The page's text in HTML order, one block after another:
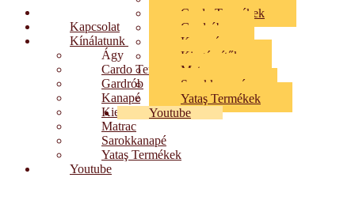
Cardo Termékek
Gardrób
Kanapé
Kiegészítők
Matrac
Sarokkanapé
Yataş Termékek
Youtube
Bemutatkozó
Kapcsolat
Kínálatunk
Ágy
Cardo Termékek
Gardrób
Kanapé
Kiegészítők
Matrac
Sarokkanapé
Yataş Termékek
Youtube